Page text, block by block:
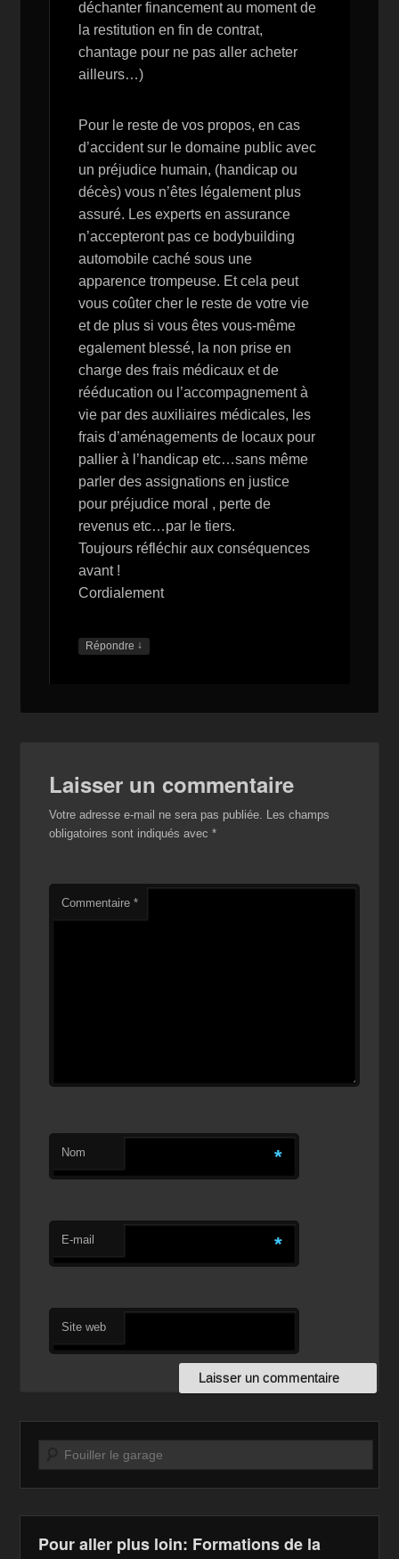
déchanter financement au moment de
la restitution en fin de contrat,
chantage pour ne pas aller acheter
ailleurs…)
Pour le reste de vos propos, en cas
d’accident sur le domaine public avec
un préjudice humain, (handicap ou
décès) vous n’êtes légalement plus
assuré. Les experts en assurance
n’accepteront pas ce bodybuilding
automobile caché sous une
apparence trompeuse. Et cela peut
vous coûter cher le reste de votre vie
et de plus si vous êtes vous-même
egalement blessé, la non prise en
charge des frais médicaux et de
rééducation ou l’accompagnement à
vie par des auxiliaires médicales, les
frais d’aménagements de locaux pour
pallier à l’handicap etc…sans même
parler des assignations en justice
pour préjudice moral , perte de
revenus etc…par le tiers.
Toujours réfléchir aux conséquences
avant !
Cordialement
Répondre ↓
Laisser un commentaire
Votre adresse e-mail ne sera pas publiée. Les champs
obligatoires sont indiqués avec*
Commentaire*
Nom *
E-mail *
Site web
Recherche
Pour aller plus loin: Formations de la